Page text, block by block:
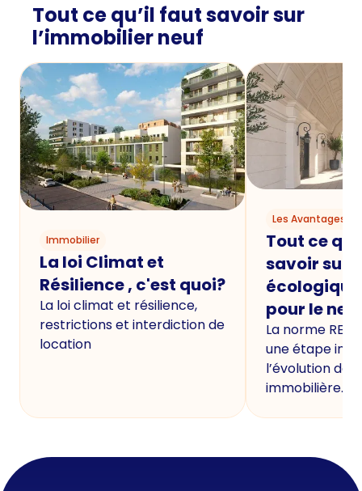
Tout ce qu’il faut savoir sur
l’immobilier neuf
Immobilier
La loi Climat et
Résilience , c'est quoi?
La loi climat et résilience,
restrictions et interdiction de
location
Les Avantages
Tout ce
savoir sur
écologique
pour le
La norme
une étape
l’évolution de
immobilière.